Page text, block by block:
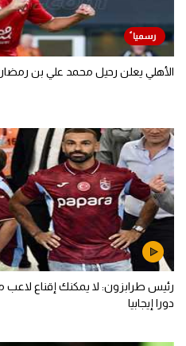
الأهلي يعلن رحيل محمد علي بن
رئيس طرابزون: لا يمكنك إقناع لاعب
دورا إيجابيا